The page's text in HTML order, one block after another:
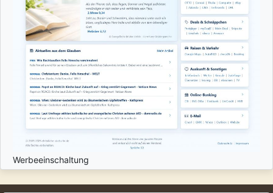
Werbeeinschaltung